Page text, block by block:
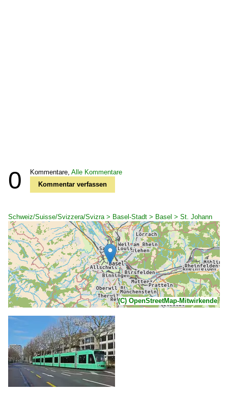
0 Kommentare, Alle Kommentare
Kommentar verfassen
Schweiz/Suisse/Svizzera/Svizra > Basel-Stadt > Basel > St. Johann
(C) OpenStreetMap-Mitwirkende